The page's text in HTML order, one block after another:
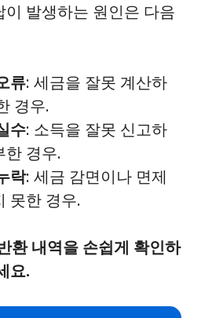
발생하는 원인은 다음
류: 세금을 잘못 계산하
경우.
수: 소득을 잘못 신고하
한 경우.
락: 세금 감면이나 면제
못한 경우.
환 내역을 손쉽게 확인하
요.